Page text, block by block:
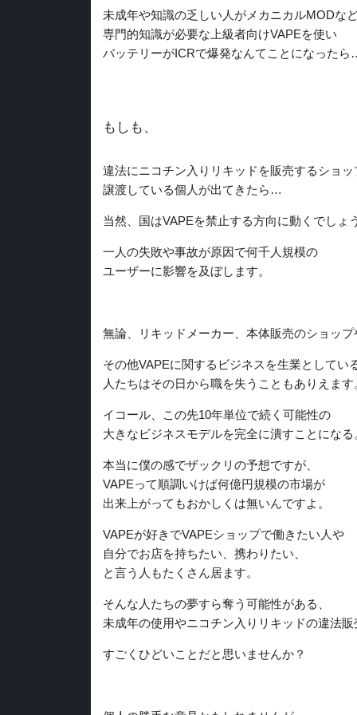
未成年や知識の乏しい人がメカニカルMODな
専門的知識が必要な上級者向けVAPEを使い
バッテリーがICRで爆発なんてことになったら
もしも、
違法にニコチン入りリキッドを販売するショッ
譲渡している個人が出てきたら…
当然、国はVAPEを禁止する方向に動くでしょう
一人の失敗や事故が原因で何千人規模の
ユーザーに影響を及ぼします。
無論、リキッドメーカー、本体販売のショップ
その他VAPEに関するビジネスを生業としてい
人たちはその日から職を失うこともありえます
イコール、この先10年単位で続く可能性の
大きなビジネスモデルを完全に潰すことになる
本当に僕の感でザックリの予想ですが、
VAPEって順調いけば何億円規模の市場が
出来上がってもおかしくは無いんですよ。
VAPEが好きでVAPEショップで働きたい人や
自分でお店を持ちたい、携わりたい、
と言う人もたくさん居ます。
そんな人たちの夢すら奪う可能性がある、
未成年の使用やニコチン入りリキッドの違法販
すごくひどいことだと思いませんか？